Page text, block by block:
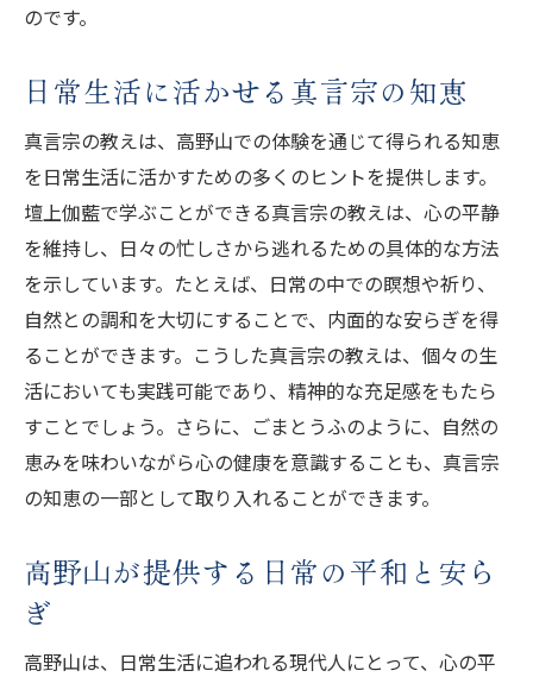
のです。
日常生活に活かせる真言宗の知恵
真言宗の教えは、高野山での体験を通じて得られる知恵
を日常生活に活かすための多くのヒントを提供します。
壇上伽藍で学ぶことができる真言宗の教えは、心の平静
を維持し、日々の忙しさから逃れるための具体的な方法
を示しています。たとえば、日常の中での瞑想や祈り、
自然との調和を大切にすることで、内面的な安らぎを得
ることができます。こうした真言宗の教えは、個々の生
活においても実践可能であり、精神的な充足感をもたら
すことでしょう。さらに、ごまとうふのように、自然の
恵みを味わいながら心の健康を意識することも、真言宗
の知恵の一部として取り入れることができます。
高野山が提供する日常の平和と安ら
ぎ
高野山は、日常生活に追われる現代人にとって、心の平